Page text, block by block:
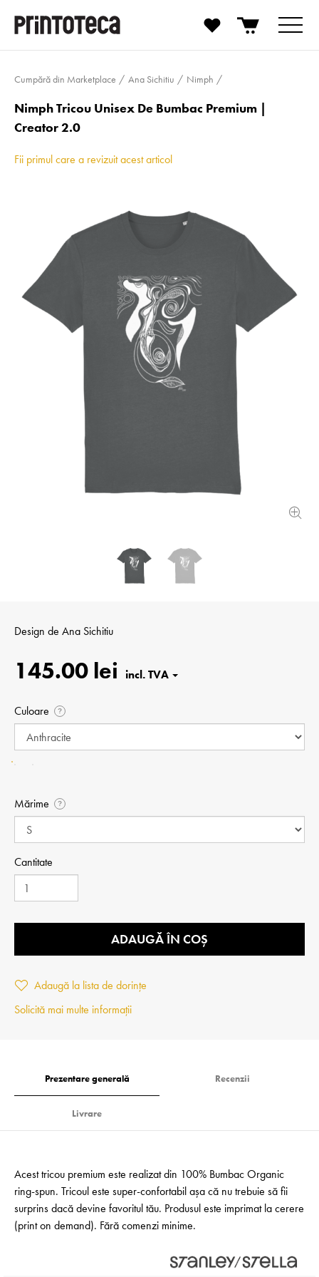
Cumpără din Marketplace Ana Sichitiu Nimph
Nimph Tricou Unisex De Bumbac Premium |
Creator 2.0
Fii primul care a revizuit acest articol
Design de Ana Sichitiu
145.00 lei
Culoare ?
Mărime ?
Cantitate
ADAUGĂ ÎN COȘ
Adaugă la lista de dorințe
Solicită mai multe informații
Prezentare generală Recenzii
Livrare
Acest tricou premium este realizat din 100% Bumbac Organic
ring-spun. Tricoul este super-confortabil așa că nu trebuie să fii
surprins dacă devine favoritul tău. Produsul este imprimat la cerere
(print on demand). Fără comenzi minime.